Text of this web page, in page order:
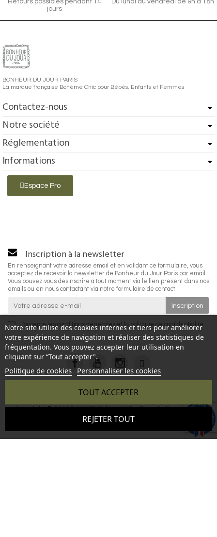
Retours possibles pendant 14
jours
Du lundi au vendredi de 9h à 18h
BONHEUR DU JOUR PARIS
La marque française Bohème Chic pour Bébés, Enfants et Femmes
Contactez-nous
Notre société
Réglementation
Informations
Espace Pro
Notre site utilise des cookies internes et tiers pour améliorer
votre expérience de navigation et réaliser des statistiques de
fréquentation. Vous pouvez accepter leur utilisation en
cliquant sur “Tout accepter".
Politique de cookies Personnaliser les cookies
REJETER TOUT
TOUT ACCEPTER
Inscription à la newsletter
En renseignant votre adresse email et en validant ce formulaire, vous
acceptez de recevoir la newsletter de Bonheur du Jour Paris par email.
Vous pouvez vous désinscrire à tout moment via le lien présent dans nos
emails ou en nous contactant via notre formulaire de contact.
J'accepte les conditions générales et la politique de confidentialité.
- Reproduction interdite sans autorisation - Site réalisé par :